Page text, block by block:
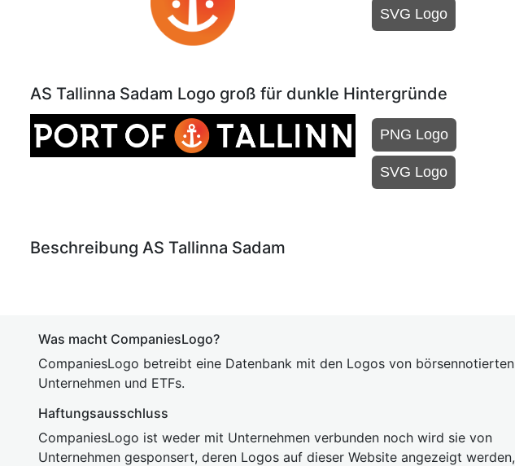
SVG Logo
AS Tallinna Sadam Logo groß für dunkle Hintergründe
PNG Logo
SVG Logo
Beschreibung AS Tallinna Sadam
Was macht CompaniesLogo?
CompaniesLogo betreibt eine Datenbank mit den Logos von börsennotierten
Unternehmen und ETFs.
Haftungsausschluss
CompaniesLogo ist weder mit Unternehmen verbunden noch wird sie von
Unternehmen gesponsert, deren Logos auf dieser Website angezeigt werden,